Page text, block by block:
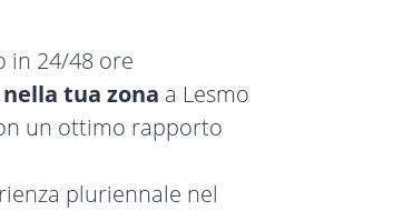
in 24/48 ore
nella tua zona a Lesmo
un ottimo rapporto
pluriennale nel